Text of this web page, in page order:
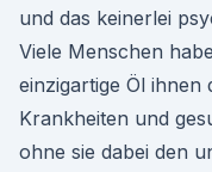
und das keinerlei
Viele Menschen
einzigartige Öl
Krankheiten und
ohne sie dabei den